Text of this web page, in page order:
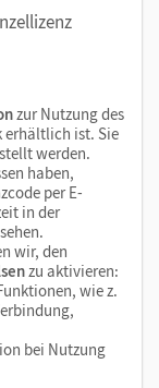
zur Nutzung des
erhältlich ist. Sie
werden.
haben,
per E-
in der
wir, den
zu aktivieren:
wie z.
bei Nutzung